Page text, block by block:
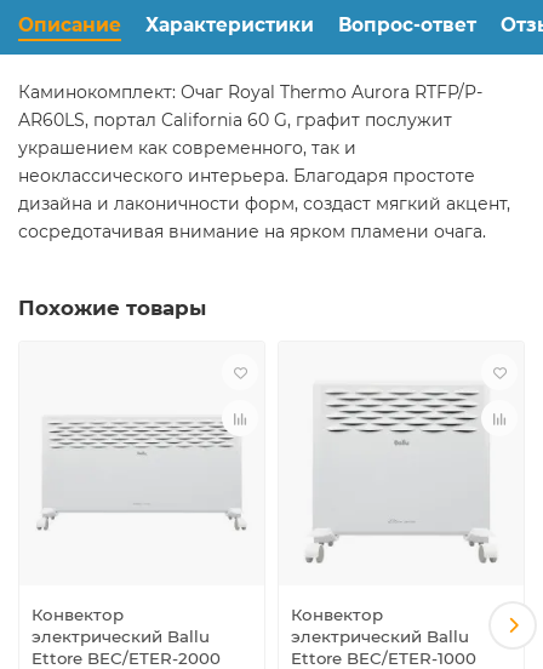
Описание Характеристики Вопрос-ответ
Каминокомплект: Очаг Royal Thermo Aurora RTFP/P-
AR60LS, портал California 60 G, графит послужит
украшением как современного, так и
неоклассического интерьера. Благодаря простоте
дизайна и лаконичности форм, создаст мягкий акцент,
сосредотачивая внимание на ярком пламени очага.
Похожие товары
Конвектор
электрический Ballu
Ettore BEC/ETER-2000
Конвектор
электрический Ballu
Ettore BEC/ETER-1000